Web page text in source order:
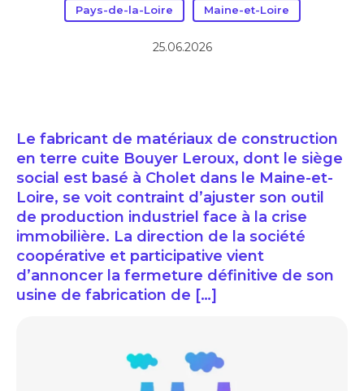
Pays-de-la-Loire Maine-et-Loire
25.06.2026
Le fabricant de matériaux de construction
en terre cuite Bouyer Leroux, dont le siège
social est basé à Cholet dans le Maine-et-
Loire, se voit contraint d’ajuster son outil
de production industriel face à la crise
immobilière. La direction de la société
coopérative et participative vient
d’annoncer la fermeture définitive de son
usine de fabrication de […]